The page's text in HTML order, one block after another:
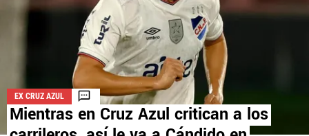
FUERZAS BÁSICAS
MERCADO DE FICHAJES
OPINIÓN
EX CRUZ AZUL
Mientras en Cruz Azul critican a los